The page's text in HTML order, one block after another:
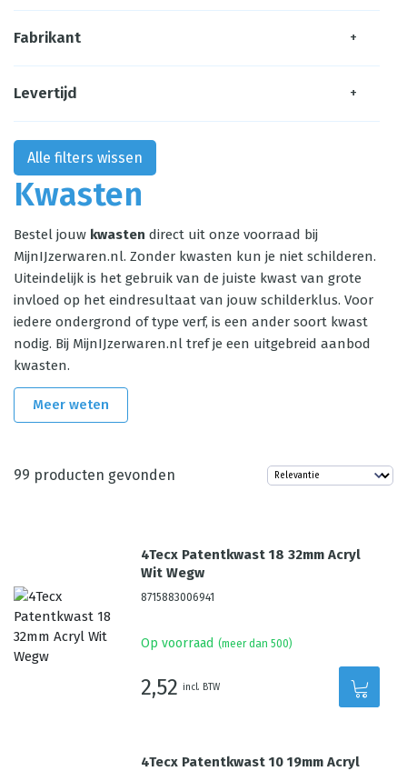
Kwasten
Bestel jouw kwasten direct uit onze voorraad bij
MijnIJzerwaren.nl. Zonder kwasten kun je niet schilderen.
Uiteindelijk is het gebruik van de juiste kwast van grote
invloed op het eindresultaat van jouw schilderklus. Voor
iedere ondergrond of type verf, is een ander soort kwast
nodig. Bij MijnIJzerwaren.nl tref je een uitgebreid aanbod
kwasten.
Meer weten
99 producten gevonden
4Tecx Patentkwast 18 32mm Acryl
Wit Wegw
8715883006941
Op voorraad (meer dan 500)
2,52 incl. BTW
4Tecx Patentkwast 10 19mm Acryl
Fabrikant +
Levertijd +
Alle filters wissen